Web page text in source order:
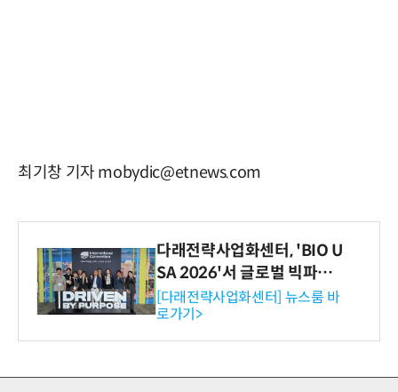
최기창 기자 mobydic@etnews.com
다래전략사업화센터, 'BIO U
SA 2026'서 글로벌 빅파마
와의 비즈니스 미팅 지원…K
-바이오 해외 진출 교두보 확
보
[다래전략사업화센터] 뉴스룸 바
로가기>